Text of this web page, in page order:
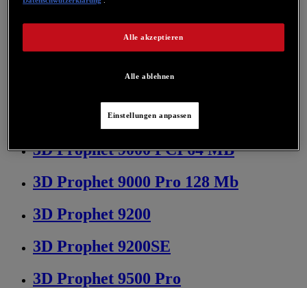
3D Prophet 7500 LE DDR 64 MB
3D Prophet 8500 128 MB
3D Prophet 9000 128 MB
3D Prophet 9000 PCI 64 MB
3D Prophet 9000 Pro 128 Mb
3D Prophet 9200
3D Prophet 9200SE
3D Prophet 9500 Pro
Alle ablehnen
Alle akzeptieren
Einstellungen anpassen